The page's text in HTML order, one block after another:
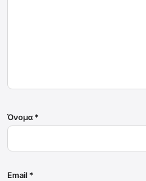
Όνομα *
Email *